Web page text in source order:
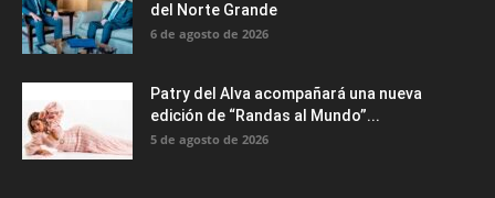
del Norte Grande
6 de agosto de 2026
Patry del Alva acompañará una nueva
edición de “Randas al Mundo”...
5 de agosto de 2026